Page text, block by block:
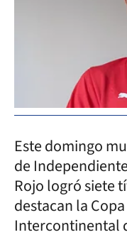
Este domingo
de
Rojo logró siete
destacan la
Intercontinental